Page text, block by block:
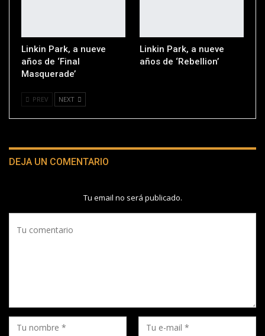
Linkin Park, a nueve
años de ‘Final
Masquerade’
Linkin Park, a nueve
años de ‘Rebellion’
PREV NEXT
DEJA UN COMENTARIO
Tu email no será publicado.